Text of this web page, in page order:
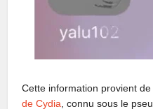
Cette information provient
de Cydia , connu sous le